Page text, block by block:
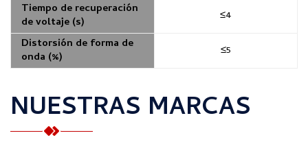
Tiempo de recuperación
de voltaje (s)
≤4
Distorsión de forma de
onda (%)
≤5
NUESTRAS MARCAS